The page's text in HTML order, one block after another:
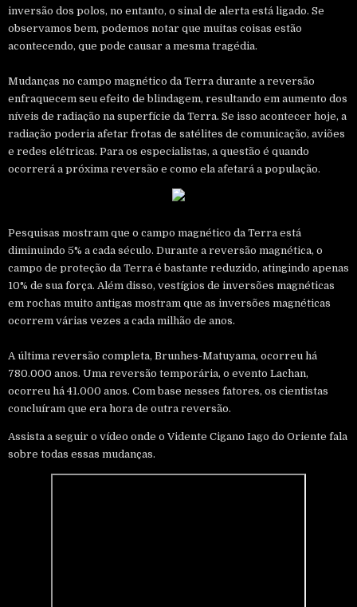
inversão dos polos, no entanto, o sinal de alerta está ligado. Se
observamos bem, podemos notar que muitas coisas estão
acontecendo, que pode causar a mesma tragédia.
Mudanças no campo magnético da Terra durante a reversão
enfraquecem seu efeito de blindagem, resultando em aumento dos
níveis de radiação na superfície da Terra. Se isso acontecer hoje, a
radiação poderia afetar frotas de satélites de comunicação, aviões
e redes elétricas. Para os especialistas, a questão é quando
ocorrerá a próxima reversão e como ela afetará a população.
Pesquisas mostram que o campo magnético da Terra está
diminuindo 5% a cada século. Durante a reversão magnética, o
campo de proteção da Terra é bastante reduzido, atingindo apenas
10% de sua força. Além disso, vestígios de inversões magnéticas
em rochas muito antigas mostram que as inversões magnéticas
ocorrem várias vezes a cada milhão de anos.
A última reversão completa, Brunhes-Matuyama, ocorreu há
780.000 anos. Uma reversão temporária, o evento Lachan,
ocorreu há 41.000 anos. Com base nesses fatores, os cientistas
concluíram que era hora de outra reversão.
Assista a seguir o vídeo onde o Vidente Cigano Iago do Oriente fala
sobre todas essas mudanças.